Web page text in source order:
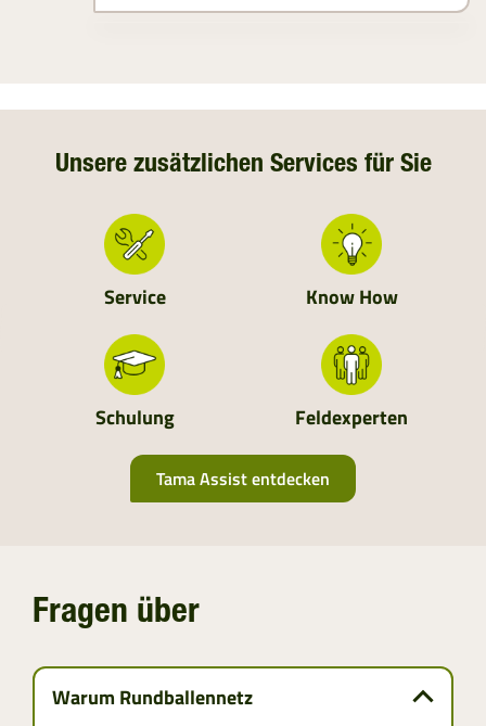
SÜDDEUTSCHLAND
DEUTSCHLAND
NIEDERLANDE
SCHWEIZ
MOLDAVIEN
UKRAINE
ALBANIEN
BOSNIEN UND HERZEGOWINA
KROATIEN
Unsere zusätzlichen Services für Sie
Service Know How
Schulung Feldexperten
Tama Assist entdecken
Fragen über
Warum Rundballennetz